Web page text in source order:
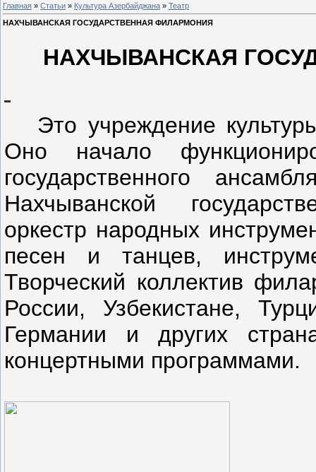
Главная » Статьи » Культура Азербайджана » Театр
НАХЧЫВАНСКАЯ ГОСУДАРСТВЕННАЯ ФИЛАРМОНИЯ
НАХЧЫВАНСКАЯ
Это учреждение
Оно начало
государственного
Нахчыванской
оркестр народных
песен и танцев,
Творческий коллектив
России, Узбекистане,
Германии и других
концертными программами.